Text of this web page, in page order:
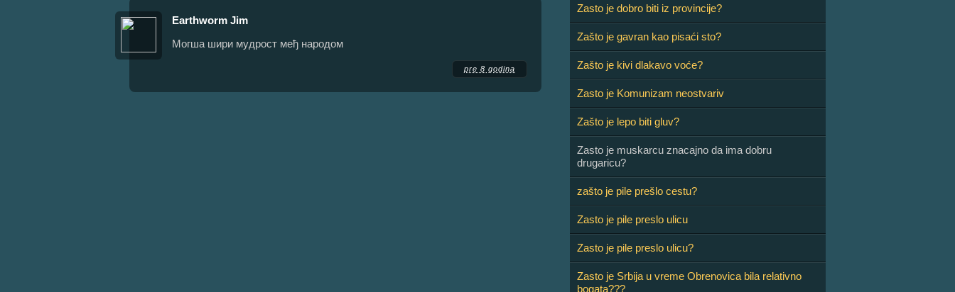
Earthworm Jim
Могша шири мудрост међ народом
pre 8 godina
Zasto je dobro biti iz provincije?
Zašto je gavran kao pisaći sto?
Zašto je kivi dlakavo voće?
Zasto je Komunizam neostvariv
Zašto je lepo biti gluv?
Zasto je muskarcu znacajno da ima dobru
drugaricu?
zašto je pile prešlo cestu?
Zasto je pile preslo ulicu
Zasto je pile preslo ulicu?
Zasto je Srbija u vreme Obrenovica bila relativno
bogata???